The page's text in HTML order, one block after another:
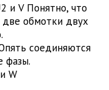
и V Понятно, что
обмотки двух
соединяются
фазы.
W